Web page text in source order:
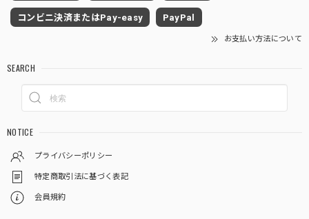
コンビニ決済またはPay-easy PayPal
お支払い方法について
SEARCH
NOTICE
プライバシーポリシー
特定商取引法に基づく表記
会員規約